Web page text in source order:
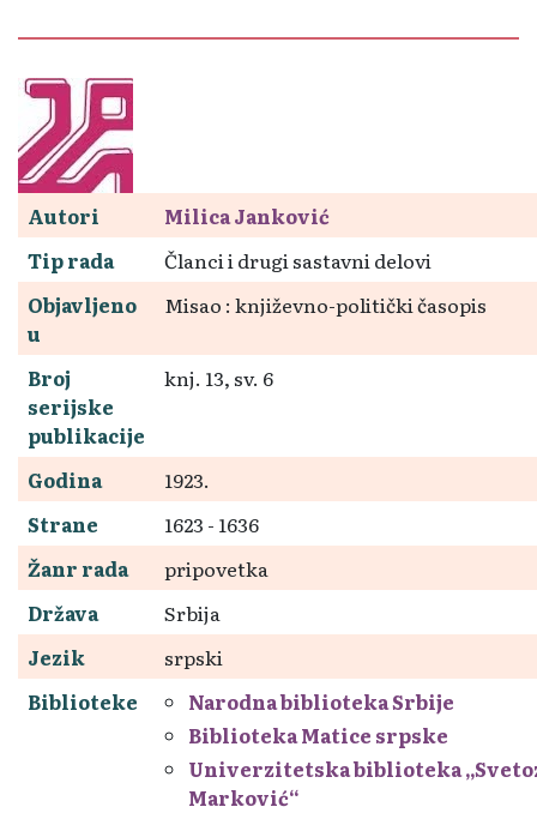
Autori
Milica Janković
Tip rada
Članci i drugi sastavni delovi
Objavljeno
u
Misao : književno-politički časopis
Broj
serijske
publikacije
knj. 13, sv. 6
Godina
1923.
Strane
1623 - 1636
Žanr rada
pripovetka
Država
Srbija
Jezik
srpski
Biblioteke
Narodna biblioteka Srbije
Biblioteka Matice srpske
Univerzitetska biblioteka
Marković“